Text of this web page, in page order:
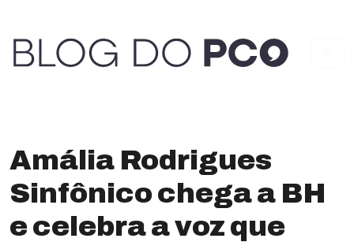
Amália Rodrigues
Sinfônico chega a BH
e celebra a voz que